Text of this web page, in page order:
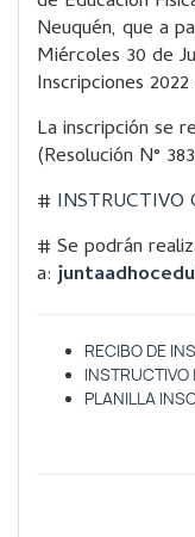
Neuquén, que a
Miércoles 30 de
Inscripciones
La inscripción se
(Resolución N°
# INSTRUCTIVO
# Se podrán
a:
RECIBO DE
PLANILLA